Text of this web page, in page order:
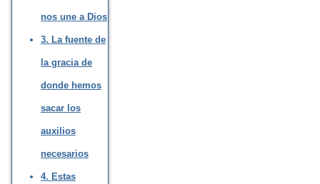
nos une a Dios
3. La fuente de
la gracia de
donde hemos
sacar los
auxilios
necesarios
4. Estas